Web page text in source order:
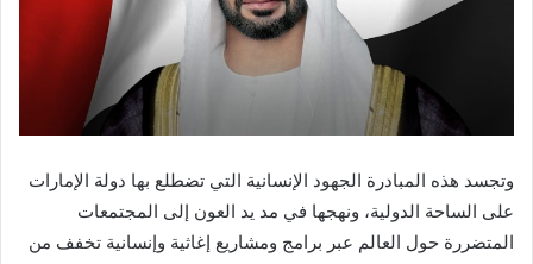
وتجسد هذه المبادرة الجهود الإنسانية التي تضطلع بها دولة الإمارات
على الساحة الدولية، ونهجها في مد يد العون إلى المجتمعات
المتضررة حول العالم عبر برامج ومشاريع إغاثية وإنسانية تخفف من